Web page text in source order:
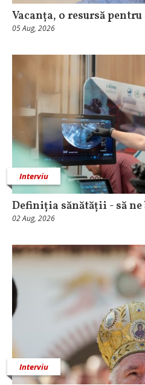
Vacanța, o resursă
05 Aug, 2026
Interviu
Definiția sănătății - să ne
02 Aug, 2026
Interviu